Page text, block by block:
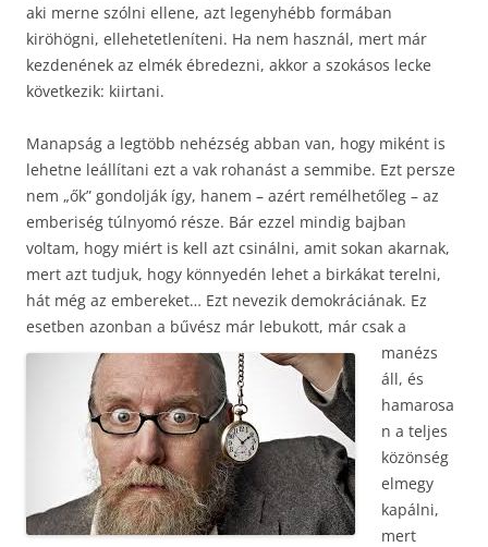
aki merne szólni ellene, azt legenyhébb formában
kiröhögni, ellehetetleníteni. Ha nem használ, mert már
kezdenének az elmék ébredezni, akkor a szokásos lecke
következik: kiirtani.
Manapság a legtöbb nehézség abban van, hogy miként is
lehetne leállítani ezt a vak rohanást a semmibe. Ezt persze
nem „ők” gondolják így, hanem – azért remélhetőleg – az
emberiség túlnyomó része. Bár ezzel mindig bajban
voltam, hogy miért is kell azt csinálni, amit sokan akarnak,
mert azt tudjuk, hogy könnyedén lehet a birkákat terelni,
hát még az embereket… Ezt nevezik demokráciának. Ez
esetben azonban a bűvész már lebukott, már csak a
manézs
áll, és
hamarosa
n a teljes
közönség
elmegy
kapálni,
mert